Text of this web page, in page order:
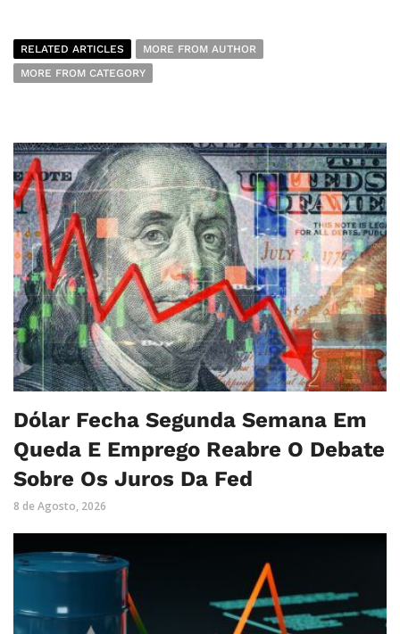
RELATED ARTICLES
MORE FROM AUTHOR
MORE FROM CATEGORY
Dólar Fecha Segunda Semana Em
Queda E Emprego Reabre O Debate
Sobre Os Juros Da Fed
8 de Agosto, 2026